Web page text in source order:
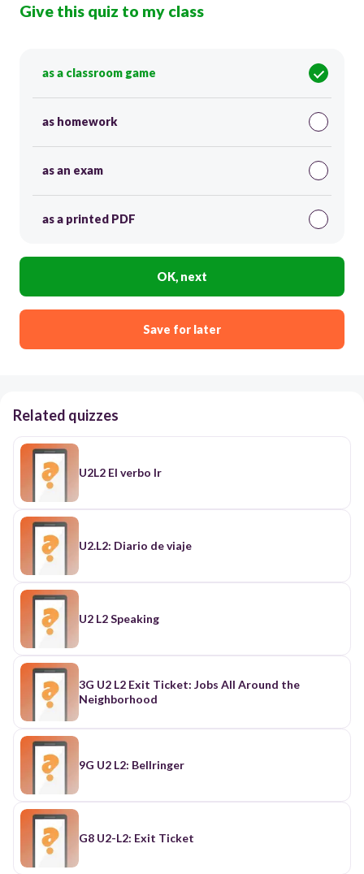
Give this quiz to my class
as a classroom game
as homework
as an exam
as a printed PDF
OK, next
Save for later
Related quizzes
U2L2 El verbo Ir
U2.L2: Diario de viaje
U2 L2 Speaking
3G U2 L2 Exit Ticket: Jobs All Around the
Neighborhood
9G U2 L2: Bellringer
G8 U2-L2: Exit Ticket